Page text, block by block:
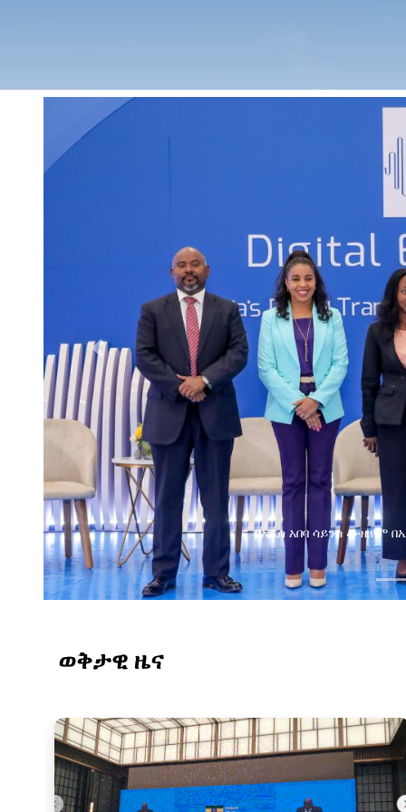
Previous
በአዲስ አበባ ሳይንስ ሙዚየም በኢትዮጵያ ዲጂታል ትራንስፎርሜሽን ጉዞ
ወቅታዊ ዜና